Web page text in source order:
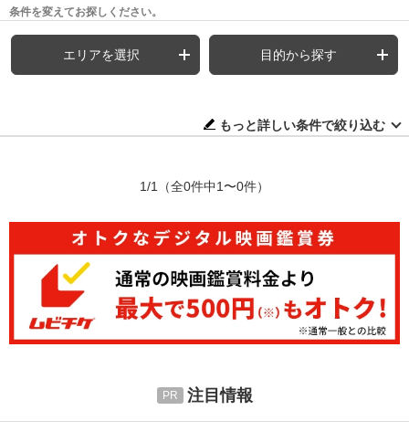
条件を変えてお探しください。
エリアを選択 目的から探す
もっと詳しい条件で絞り込む
1/1 （全0件中1〜0件）
注目情報